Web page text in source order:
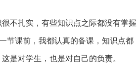
不扎实，有些知识点之际都没有掌握
节课前，我都认真的备课，知识点都
是对学生，也是对自己的负责。